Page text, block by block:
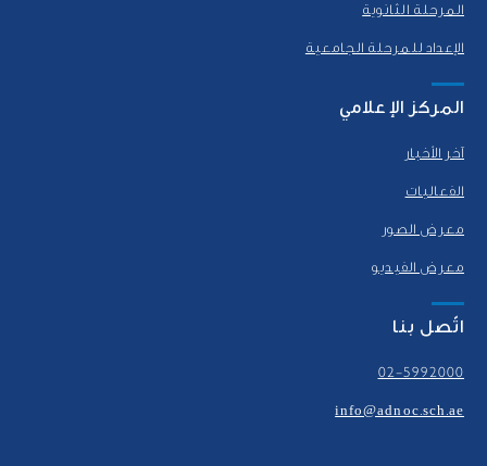
المرحلة الثانوية
الإعداد للمرحلة الجامعية
المركز الإعلامي
آخر الأخبار
الفعاليات
معرض الصور
معرض الفيديو
اتّصل بنا
02-5992000
info@adnoc.sch.ae